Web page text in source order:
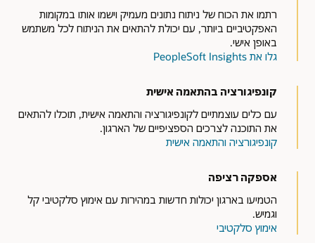
רתמו את הכוח של ניתוח נתונים מעמיק וישמו אותו במקומות
האפקטיביים ביותר, עם יכולת להתאים את הניתוח לכל משתמש
באופן אישי.
גלו את PeopleSoft Insights
קונפיגורציה בהתאמה אישית
עם כלים עוצמתיים לקונפיגורציה והתאמה אישית, תוכלו להתאים
את התוכנה לצרכים הספציפיים של הארגון.
קונפיגורציה והתאמה אישית
אספקה רציפה
הטמיעו בארגון יכולות חדשות במהירות עם אימוץ סלקטיבי קל
וגמיש.
אימוץ סלקטיבי